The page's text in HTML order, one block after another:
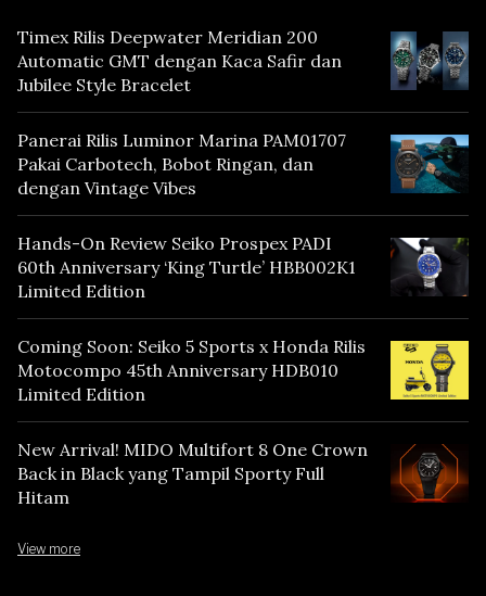
Timex Rilis Deepwater Meridian 200
Automatic GMT dengan Kaca Safir dan
Jubilee Style Bracelet
Panerai Rilis Luminor Marina PAM01707
Pakai Carbotech, Bobot Ringan, dan
dengan Vintage Vibes
Hands-On Review Seiko Prospex PADI
60th Anniversary ‘King Turtle’ HBB002K1
Limited Edition
Coming Soon: Seiko 5 Sports x Honda Rilis
Motocompo 45th Anniversary HDB010
Limited Edition
New Arrival! MIDO Multifort 8 One Crown
Back in Black yang Tampil Sporty Full
Hitam
View more